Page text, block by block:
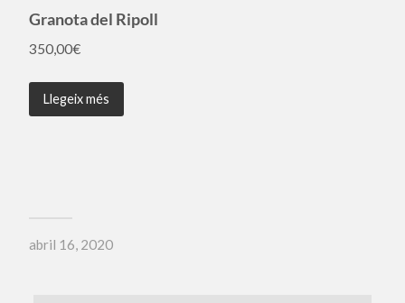
Granota del Ripoll
350,00€
Llegeix més
abril 16, 2020